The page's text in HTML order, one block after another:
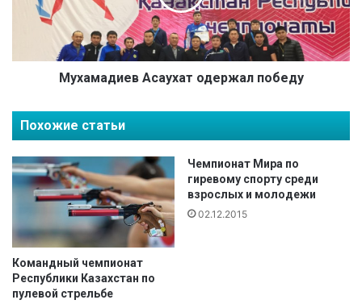
ч
п
о
н
о
м
К
е
с
у
х
а
т
д
е
р
ж
а
Мухамадиев Асаухат одержал победу
Похожие статьи
Командный чемпионат
Республики Казахстан по
пулевой стрельбе
Чемпионат Мира по
гиревому спорту среди
взрослых и молодежи
02.12.2015